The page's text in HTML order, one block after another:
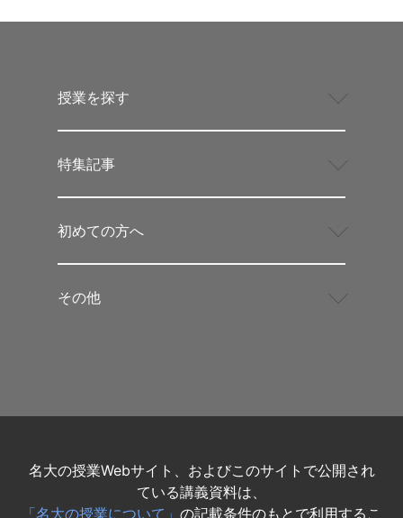
授業を探す
特集記事
初めての方へ
その他
名大の授業Webサイト、およびこのサイトで公開され
ている講義資料は、
「名大の授業について」 の記載条件のもとで利用するこ